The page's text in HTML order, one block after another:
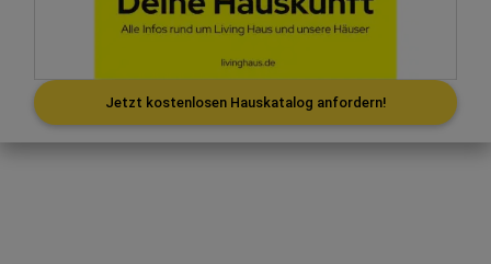
Jetzt kostenlosen Hauskatalog anfordern!